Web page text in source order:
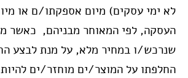
לא ימי עסקים) מיום אספקתו/ם או
העסקה, לפי המאוחר מבניהם, כאשר
שנרכש/ו במחיר מלא, על מנת לבצע
החלפתו על המוצר/ים מוחזר/ים